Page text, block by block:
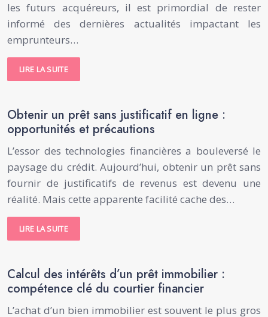
les futurs acquéreurs, il est primordial de rester
informé des dernières actualités impactant les
emprunteurs…
LIRE LA SUITE
Obtenir un prêt sans justificatif en ligne :
opportunités et précautions
L’essor des technologies financières a bouleversé le
paysage du crédit. Aujourd’hui, obtenir un prêt sans
fournir de justificatifs de revenus est devenu une
réalité. Mais cette apparente facilité cache des…
LIRE LA SUITE
Calcul des intérêts d’un prêt immobilier :
compétence clé du courtier financier
L’achat d’un bien immobilier est souvent le plus gros